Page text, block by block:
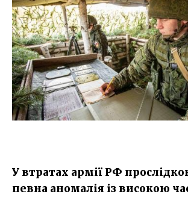
У втратах армії РФ
певна аномалія із високою